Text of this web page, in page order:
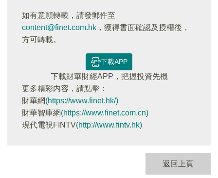
如有意願轉載，請發郵件至
content@finet.com.hk ，獲得書面確認及授權後，
方可轉載。
下載APP
下載財華財經APP，把握投資先機
更多精彩内容，請點擊：
財華網(https://www.finet.hk/)
財華智庫網(https://www.finet.com.cn)
現代電視FINTV(http://www.fintv.hk)
返回上頁